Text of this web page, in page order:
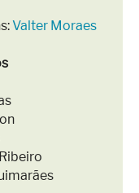
Valter Moraes